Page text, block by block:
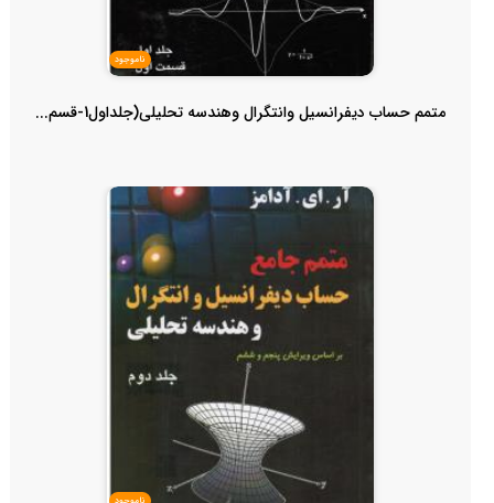
ناموجود
متمم حساب دیفرانسیل وانتگرال وهندسه تحلیلی(جلداول1-قسم...